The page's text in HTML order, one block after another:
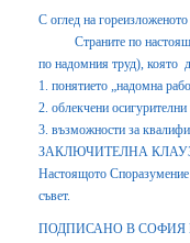
С оглед на гореизложеното
Страните по настоящото
по надомния труд), която
1. понятието „надомна
2. облекчени
3. възможности за
ЗАКЛЮЧИТЕЛНА
Настоящото Споразумение
съвет.
ПОДПИСАНО В СОФИЯ